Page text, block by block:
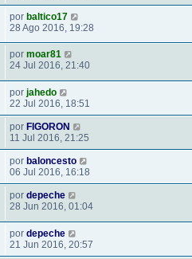
por baltico17
28 Ago 2016, 19:28
por moar81
24 Jul 2016, 21:40
por jahedo
22 Jul 2016, 18:51
por FIGORON
11 Jul 2016, 21:25
por baloncesto
06 Jul 2016, 16:18
por depeche
28 Jun 2016, 01:04
por depeche
21 Jun 2016, 20:57